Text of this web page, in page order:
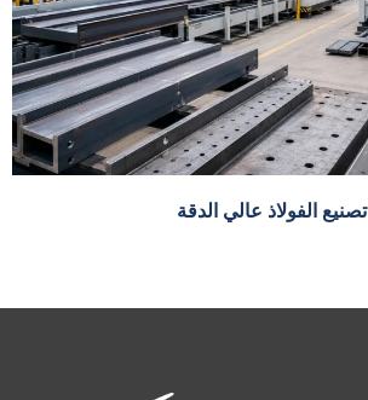
تصنيع الفولاذ عالي الدقة